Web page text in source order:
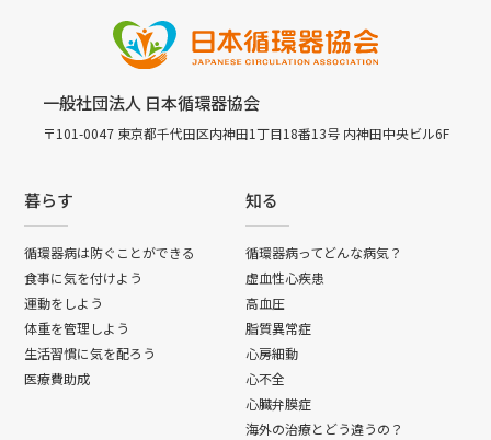
一般社団法人 日本循環器協会
〒101-0047 東京都千代田区内神田1丁目18番13号 内神田中央ビル6F
暮らす
循環器病は防ぐことができる
食事に気を付けよう
運動をしよう
体重を管理しよう
生活習慣に気を配ろう
医療費助成
知る
循環器病ってどんな病気？
虚血性心疾患
高血圧
脂質異常症
心房細動
心不全
心臓弁膜症
海外の治療とどう違うの？